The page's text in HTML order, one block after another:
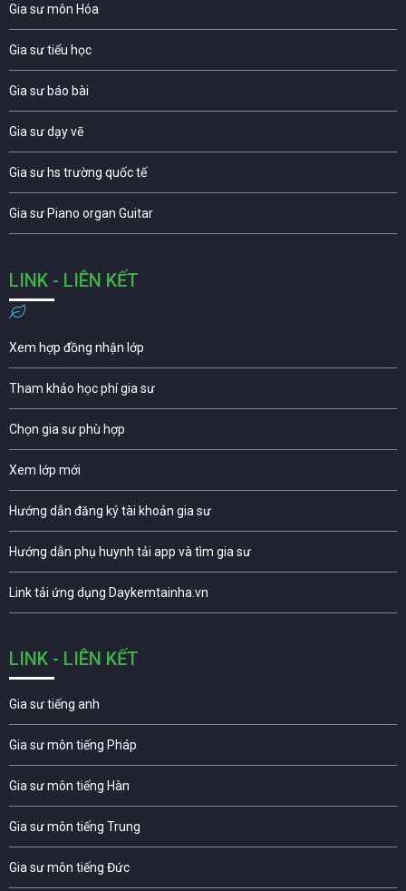
Gia sư môn Hóa
Gia sư tiểu học
Gia sư báo bài
Gia sư dạy vẽ
Gia sư hs trường quốc tế
Gia sư Piano organ Guitar
LINK - LIÊN KẾT
Xem hợp đồng nhận lớp
Tham khảo học phí gia sư
Chọn gia sư phù hợp
Xem lớp mới
Hướng dẫn đăng ký tài khoản gia sư
Hướng dẫn phụ huynh tải app và tìm gia sư
Link tải ứng dụng Daykemtainha.vn
LINK - LIÊN KẾT
Gia sư tiếng anh
Gia sư môn tiếng Pháp
Gia sư môn tiếng Hàn
Gia sư môn tiếng Trung
Gia sư môn tiếng Đức